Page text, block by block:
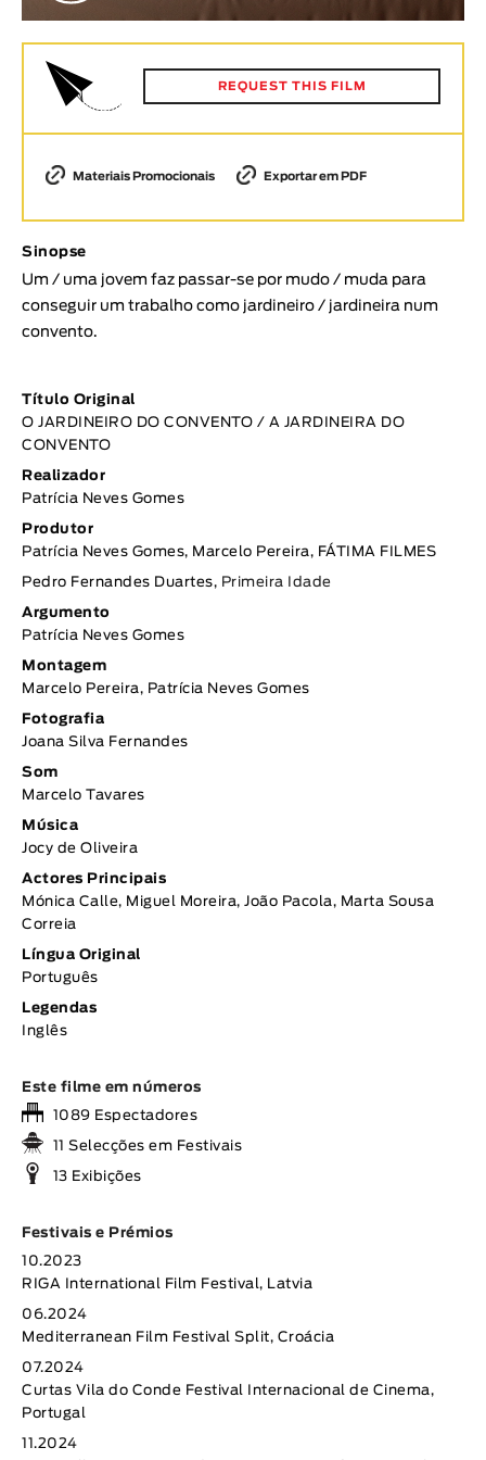
DURAÇÃO
< / >
Animação
Documentário
Tópicos selecionados
REQUEST THIS FILM
Materiais Promocionais Exportar em PDF
Sinopse
Um / uma jovem faz passar-se por mudo / muda para
conseguir um trabalho como jardineiro / jardineira num
convento.
Título Original
O JARDINEIRO DO CONVENTO / A JARDINEIRA DO
CONVENTO
Realizador
Patrícia Neves Gomes
Produtor
Patrícia Neves Gomes, Marcelo Pereira, FÁTIMA FILMES
Pedro Fernandes Duartes, Primeira Idade
Argumento
Patrícia Neves Gomes
Montagem
Marcelo Pereira, Patrícia Neves Gomes
Fotografia
Joana Silva Fernandes
Som
Marcelo Tavares
Música
Jocy de Oliveira
Actores Principais
Mónica Calle, Miguel Moreira, João Pacola, Marta Sousa
Correia
Língua Original
Português
Legendas
Inglês
Este filme em números
1089 Espectadores
11 Selecções em Festivais
13 Exibições
Festivais e Prémios
10.2023
RIGA International Film Festival, Latvia
06.2024
Mediterranean Film Festival Split, Croácia
07.2024
Curtas Vila do Conde Festival Internacional de Cinema,
Portugal
11.2024